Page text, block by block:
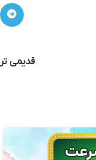
قدیمی تر